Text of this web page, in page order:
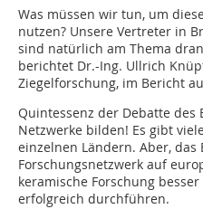
Was müssen wir tun, um
nutzen? Unsere Vertreter in
sind natürlich am Thema
berichtet Dr.-Ing. Ullrich
Ziegelforschung, im Bericht
Quintessenz der Debatte des
Netzwerke bilden! Es gibt
einzelnen Ländern. Aber,
Forschungsnetzwerk auf
keramische Forschung
erfolgreich durchführen.